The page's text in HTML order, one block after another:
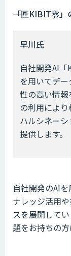
――「匠KIBIT零
早川氏
自社開発AI
を用いてデ
性の高い情
の利用により
ハルシネー
提供します。
自社開発のAI
ナレッジ活用
スを展開して
題をお持ちの